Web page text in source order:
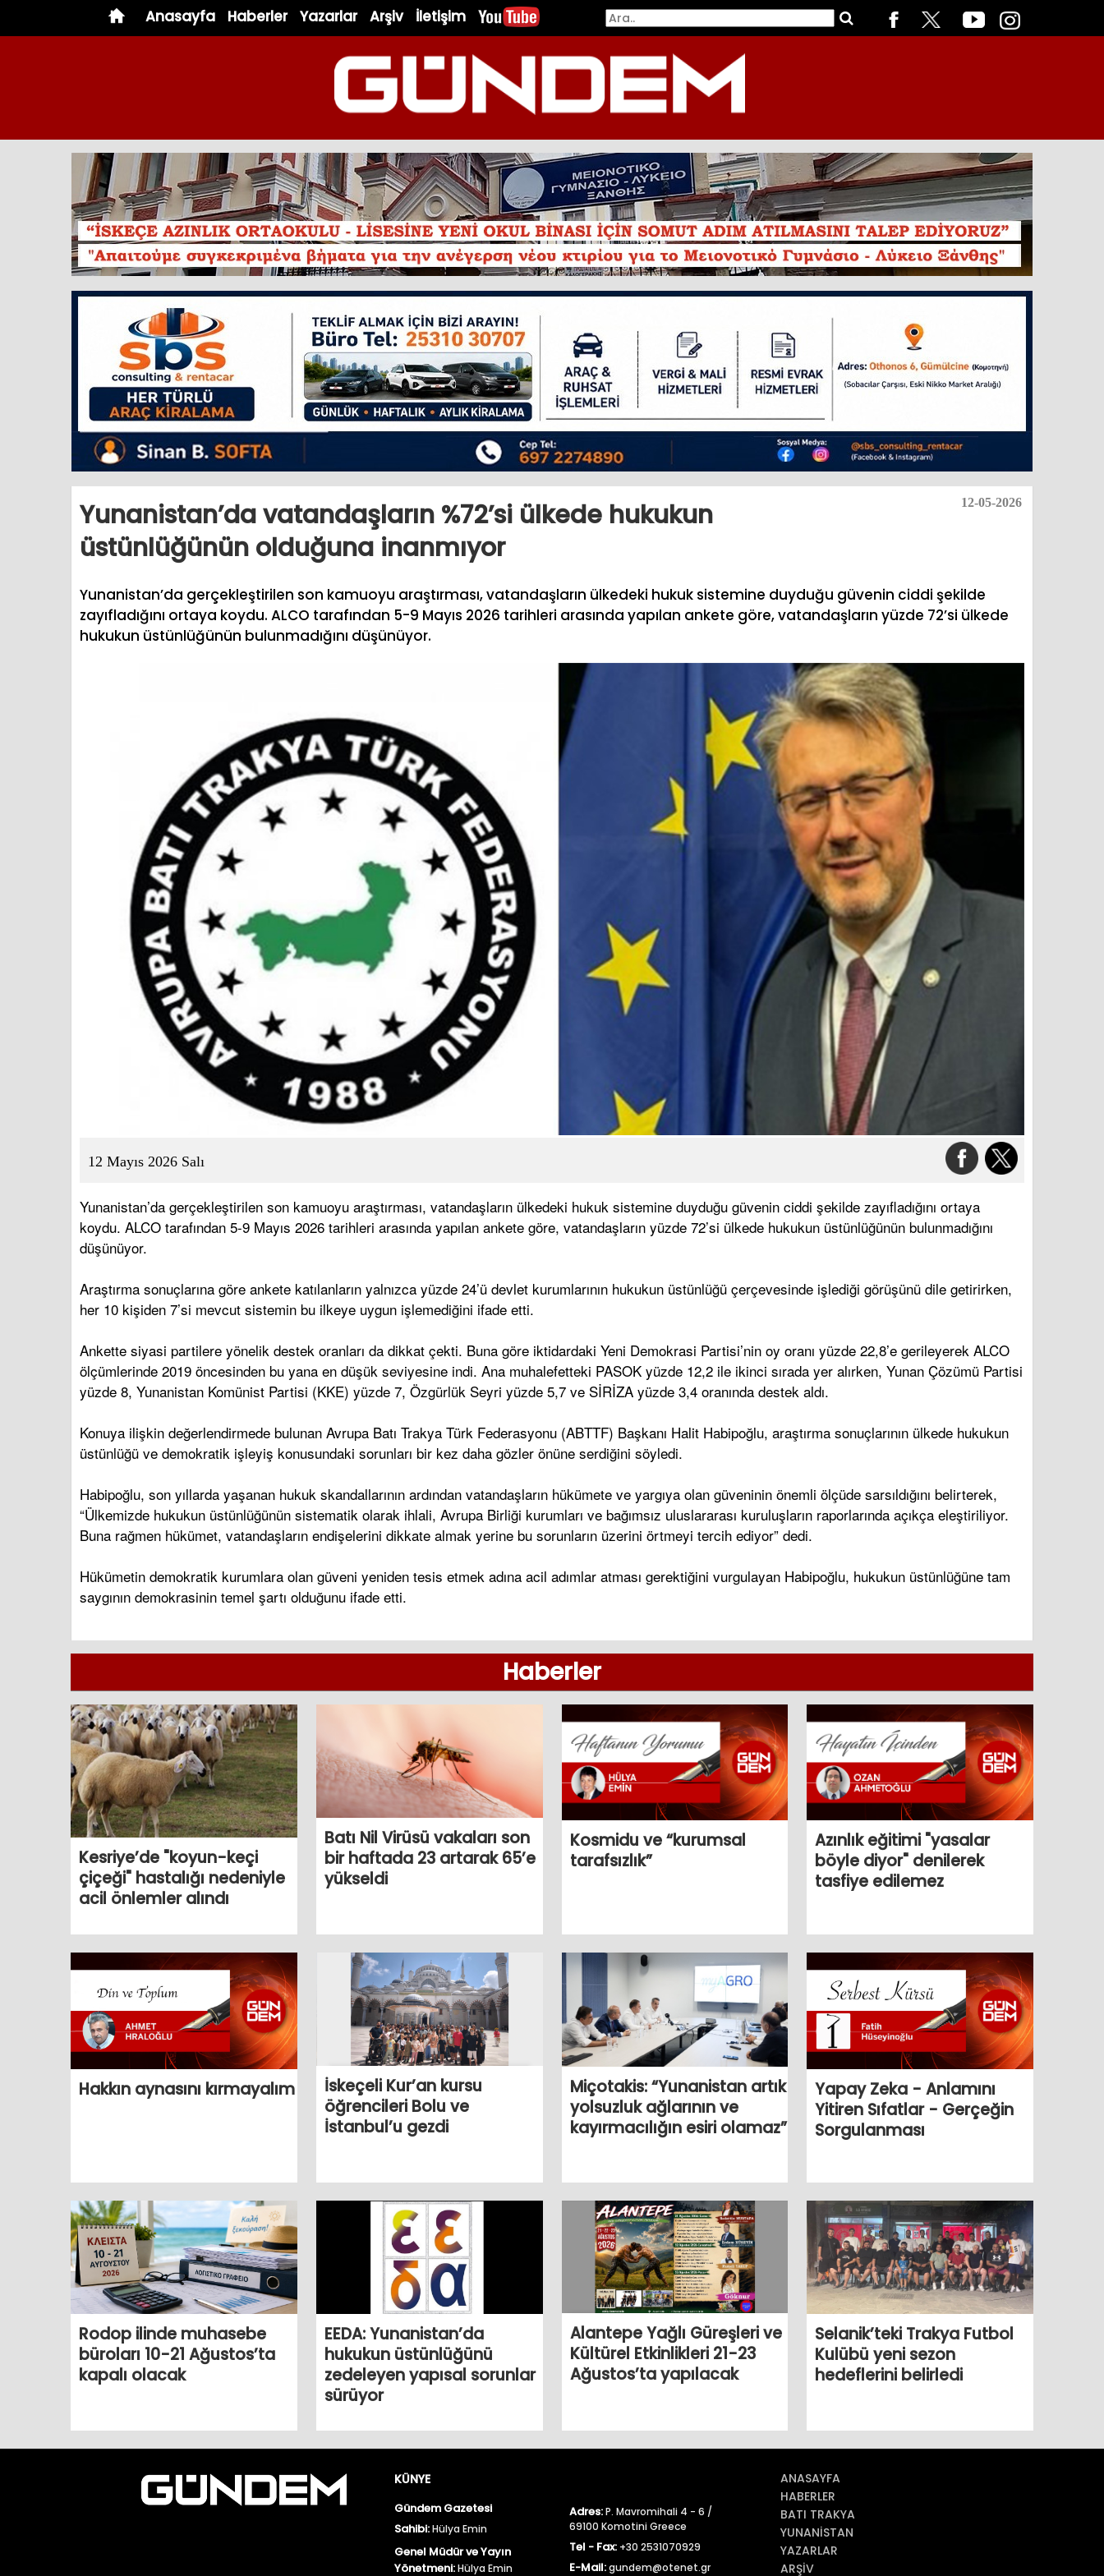
Anasayfa Haberler Yazarlar Arşiv İletişim
12-05-2026
Yunanistan’da vatandaşların %72’si ülkede hukukun
üstünlüğünün olduğuna inanmıyor
Yunanistan’da gerçekleştirilen son kamuoyu araştırması, vatandaşların ülkedeki hukuk sistemine duyduğu güvenin ciddi şekilde
zayıfladığını ortaya koydu. ALCO tarafından 5-9 Mayıs 2026 tarihleri arasında yapılan ankete göre, vatandaşların yüzde 72’si ülkede
hukukun üstünlüğünün bulunmadığını düşünüyor.
12 Mayıs 2026 Salı
Yunanistan’da gerçekleştirilen son kamuoyu araştırması, vatandaşların ülkedeki hukuk sistemine duyduğu güvenin ciddi şekilde zayıfladığını ortaya
koydu. ALCO tarafından 5-9 Mayıs 2026 tarihleri arasında yapılan ankete göre, vatandaşların yüzde 72’si ülkede hukukun üstünlüğünün bulunmadığını
düşünüyor.
Araştırma sonuçlarına göre ankete katılanların yalnızca yüzde 24’ü devlet kurumlarının hukukun üstünlüğü çerçevesinde işlediği görüşünü dile getirirken,
her 10 kişiden 7’si mevcut sistemin bu ilkeye uygun işlemediğini ifade etti.
Ankette siyasi partilere yönelik destek oranları da dikkat çekti. Buna göre iktidardaki Yeni Demokrasi Partisi’nin oy oranı yüzde 22,8’e gerileyerek ALCO
ölçümlerinde 2019 öncesinden bu yana en düşük seviyesine indi. Ana muhalefetteki PASOK yüzde 12,2 ile ikinci sırada yer alırken, Yunan Çözümü Partisi
yüzde 8, Yunanistan Komünist Partisi (KKE) yüzde 7, Özgürlük Seyri yüzde 5,7 ve SİRİZA yüzde 3,4 oranında destek aldı.
Konuya ilişkin değerlendirmede bulunan Avrupa Batı Trakya Türk Federasyonu (ABTTF) Başkanı Halit Habipoğlu, araştırma sonuçlarının ülkede hukukun
üstünlüğü ve demokratik işleyiş konusundaki sorunları bir kez daha gözler önüne serdiğini söyledi.
Habipoğlu, son yıllarda yaşanan hukuk skandallarının ardından vatandaşların hükümete ve yargıya olan güveninin önemli ölçüde sarsıldığını belirterek,
“Ülkemizde hukukun üstünlüğünün sistematik olarak ihlali, Avrupa Birliği kurumları ve bağımsız uluslararası kuruluşların raporlarında açıkça eleştiriliyor.
Buna rağmen hükümet, vatandaşların endişelerini dikkate almak yerine bu sorunların üzerini örtmeyi tercih ediyor” dedi.
Hükümetin demokratik kurumlara olan güveni yeniden tesis etmek adına acil adımlar atması gerektiğini vurgulayan Habipoğlu, hukukun üstünlüğüne tam
saygının demokrasinin temel şartı olduğunu ifade etti.
Haberler
Kesriye’de "koyun-keçi
çiçeği" hastalığı nedeniyle
acil önlemler alındı
Batı Nil Virüsü vakaları son
bir haftada 23 artarak 65’e
yükseldi
Kosmidu ve “kurumsal
tarafsızlık”
Azınlık eğitimi "yasalar
böyle diyor" denilerek
tasfiye edilemez
Hakkın aynasını kırmayalım
İskeçeli Kur’an kursu
öğrencileri Bolu ve
İstanbul’u gezdi
Miçotakis: “Yunanistan artık
yolsuzluk ağlarının ve
kayırmacılığın esiri olamaz”
Yapay Zeka - Anlamını
Yitiren Sıfatlar - Gerçeğin
Sorgulanması
Rodop ilinde muhasebe
büroları 10-21 Ağustos’ta
kapalı olacak
EEDA: Yunanistan’da
hukukun üstünlüğünü
zedeleyen yapısal sorunlar
sürüyor
Alantepe Yağlı Güreşleri ve
Kültürel Etkinlikleri 21-23
Ağustos’ta yapılacak
Selanik’teki Trakya Futbol
Kulübü yeni sezon
hedeflerini belirledi
KÜNYE
Gündem Gazetesi
Sahibi:Hülya Emin
Genel Müdür ve Yayın
Yönetmeni:Hülya Emin
Adres:P. Mavromihali 4 - 6 /
69100 Komotini Greece
Tel - Fax: +30 2531070929
E-Mail:gundem@otenet.gr
ANASAYFA
HABERLER
BATI TRAKYA
YUNANİSTAN
YAZARLAR
ARŞİV